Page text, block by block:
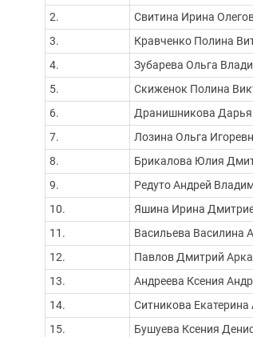
Часть 1-3
«Большая игра» —
Часть 1-2
прошедших
в МГУ имени
по каждому конкурсу
поступающих)
«Большая игра» —
Часть 1-2
«Большая игра» —
Часть 1-3
2.
Свитина Ирина
3.
Кравченко Полина
4.
Зубарева Ольга
5.
Скиженок Полина
6.
Дранишникова
7.
Лозина Ольга
8.
Брикалова Юлия
9.
Редуто Андрей
10.
Яшина Ирина
11.
Васильева Василина
12.
Павлов Дмитрий
13.
Андреева Ксения
14.
Ситникова Екатерина
15.
Бушуева Ксения